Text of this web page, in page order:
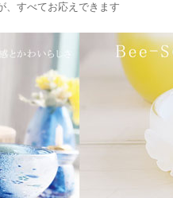
、すべてお応えできます